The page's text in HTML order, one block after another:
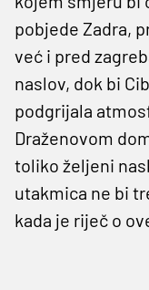
pobjede Zadra,
već i pred
naslov, dok bi
podgrijala
Draženovom
toliko željeni
utakmica ne bi
kada je riječ o